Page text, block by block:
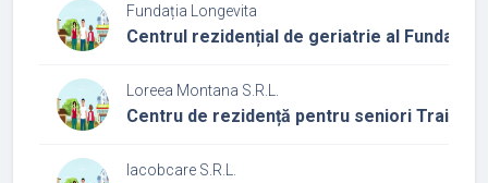
Fundația Longevita
Centrul rezidențial de geriatrie al Fundației
Loreea Montana S.R.L.
Centru de rezidență pentru seniori Trai bun
Iacobcare S.R.L.